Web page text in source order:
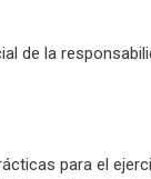
de la
para el